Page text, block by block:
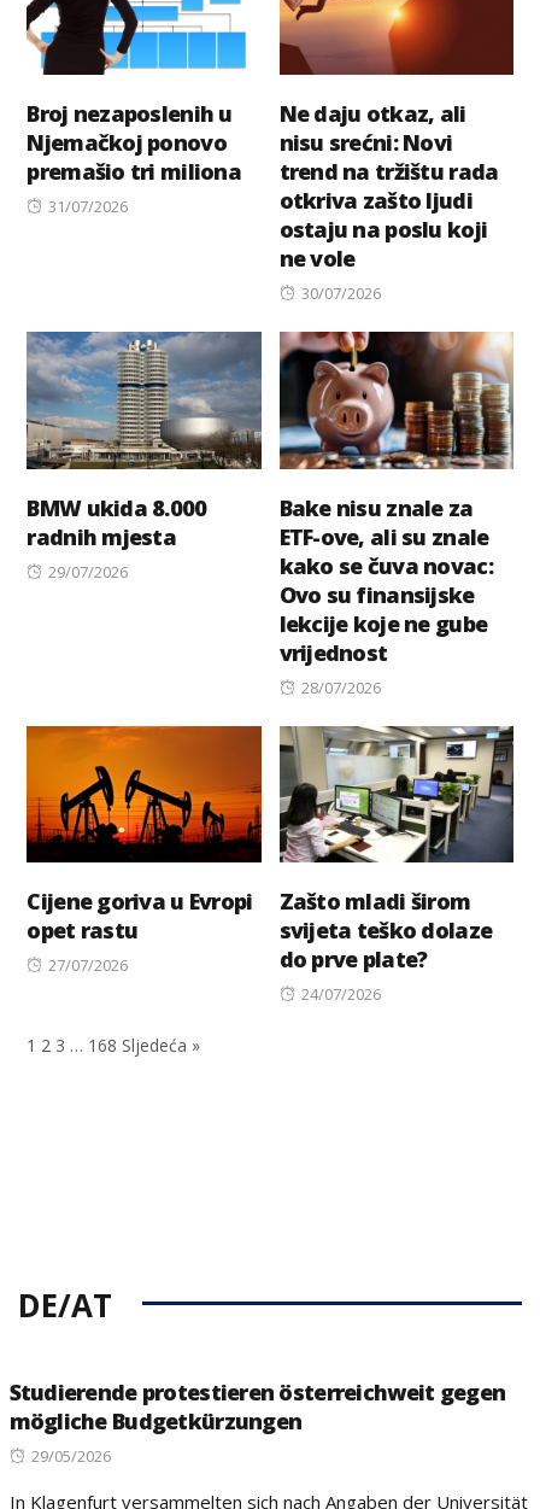
Broj nezaposlenih u
Njemačkoj ponovo
premašio tri miliona
Posted
31/07/2026
Ne daju otkaz, ali
nisu srećni: Novi
trend na tržištu rada
otkriva zašto ljudi
ostaju na poslu koji
ne vole
Posted
30/07/2026
BMW ukida 8.000
radnih mjesta
Posted
29/07/2026
Bake nisu znale za
ETF-ove, ali su znale
kako se čuva novac:
Ovo su finansijske
lekcije koje ne gube
vrijednost
Posted
28/07/2026
Cijene goriva u Evropi
opet rastu
Posted
27/07/2026
Zašto mladi širom
svijeta teško dolaze
do prve plate?
Posted
24/07/2026
1 2 3 … 168 Sljedeća »
DE/AT
Studierende protestieren österreichweit gegen
mögliche Budgetkürzungen
Posted
29/05/2026
In Klagenfurt versammelten sich nach Angaben der Universität